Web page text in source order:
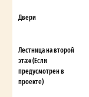
Двери
Лестница на второй
этаж (Если
предусмотрен в
проекте)